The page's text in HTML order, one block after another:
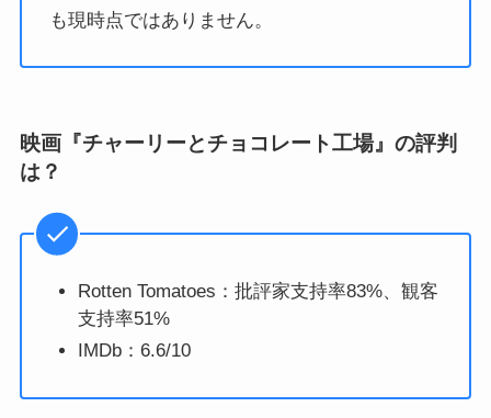
も現時点ではありません。
映画『チャーリーとチョコレート工場』の評判
は？
Rotten Tomatoes：批評家支持率83%、観客
支持率51%
IMDb：6.6/10